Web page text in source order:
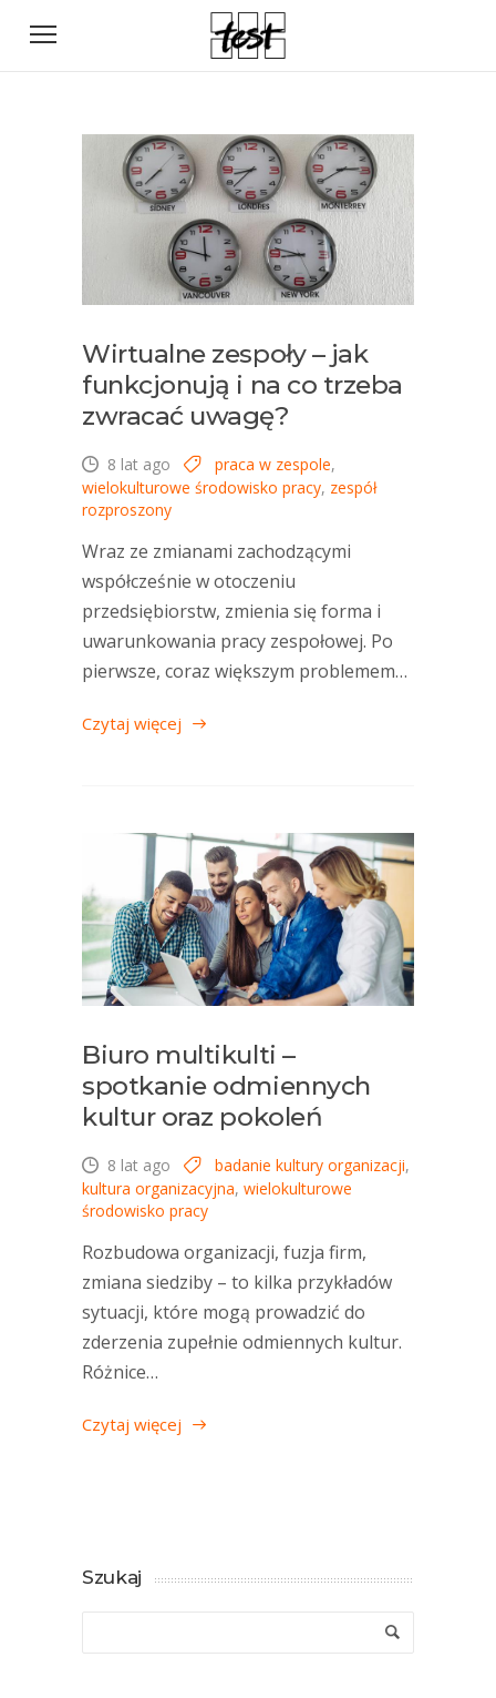
Wirtualne zespoły – jak
funkcjonują i na co trzeba
zwracać uwagę?
8 lat ago praca w zespole,
wielokulturowe środowisko pracy, zespół
rozproszony
Wraz ze zmianami zachodzącymi
współcześnie w otoczeniu
przedsiębiorstw, zmienia się forma i
uwarunkowania pracy zespołowej. Po
pierwsze, coraz większym problemem…
Czytaj więcej
Biuro multikulti –
spotkanie odmiennych
kultur oraz pokoleń
8 lat ago badanie kultury organizacji,
kultura organizacyjna, wielokulturowe
środowisko pracy
Rozbudowa organizacji, fuzja firm,
zmiana siedziby – to kilka przykładów
sytuacji, które mogą prowadzić do
zderzenia zupełnie odmiennych kultur.
Różnice…
Czytaj więcej
Szukaj